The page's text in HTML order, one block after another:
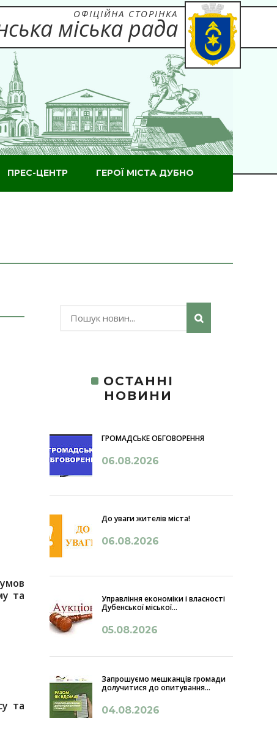
ОФІЦІЙНА СТОРІНКА
міська рада
ПРЕС-ЦЕНТР ГЕРОЇ МІСТА ДУБНО
та
та
ОСТАННІ
НОВИНИ
ГРОМАДСЬКЕ ОБГОВОРЕННЯ
06.08.2026
До уваги жителів міста!
06.08.2026
Управління економіки і власності
Дубенської міської...
05.08.2026
Запрошуємо мешканців громади
долучитися до опитування...
04.08.2026